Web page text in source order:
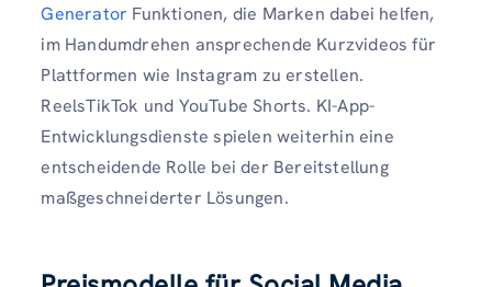
Generator Funktionen, die Marken dabei helfen,
im Handumdrehen ansprechende Kurzvideos für
Plattformen wie Instagram zu erstellen.
ReelsTikTok und YouTube Shorts. KI-App-
Entwicklungsdienste spielen weiterhin eine
entscheidende Rolle bei der Bereitstellung
maßgeschneiderter Lösungen.